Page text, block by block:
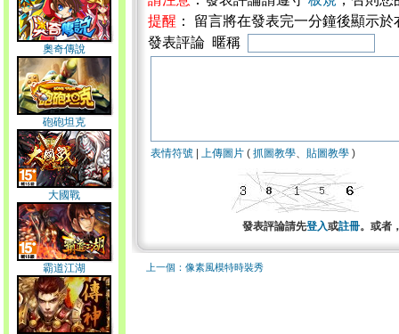
奧奇傳說
砲砲坦克
大國戰
霸道江湖
提醒 ： 留言將在發表完一分鐘後顯示
發表評論 暱稱
表情符號 上傳圖片 ( 抓圖教學、 貼圖教學 )
發表評論請先登入或註冊。或者
上一個：像素風模特時裝秀